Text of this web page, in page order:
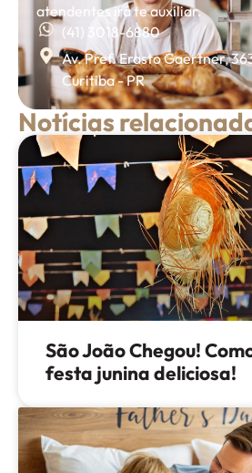
atendentes irá te auxiliar.
(41) 3018-6880
Av. Pref. Erasto Gaertner,
Curitiba - PR
Notícias
São João Chegou!
festa junina deliciosa!